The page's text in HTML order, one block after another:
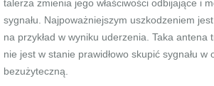
talerza zmienia jego właściwości odbijające i
sygnału. Najpoważniejszym uszkodzeniem
na przykład w wyniku uderzenia. Taka antena
nie jest w stanie prawidłowo skupić sygnału w
bezużyteczną.